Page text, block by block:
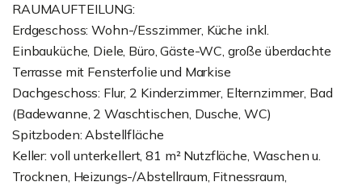
RAUMAUFTEILUNG:
Erdgeschoss: Wohn-/Esszimmer, Küche inkl.
Einbauküche, Diele, Büro, Gäste-WC, große überdachte
Terrasse mit Fensterfolie und Markise
Dachgeschoss: Flur, 2 Kinderzimmer, Elternzimmer, Bad
(Badewanne, 2 Waschtischen, Dusche, WC)
Spitzboden: Abstellfläche
Keller: voll unterkellert, 81 m² Nutzfläche, Waschen u.
Trocknen, Heizungs-/Abstellraum, Fitnessraum,